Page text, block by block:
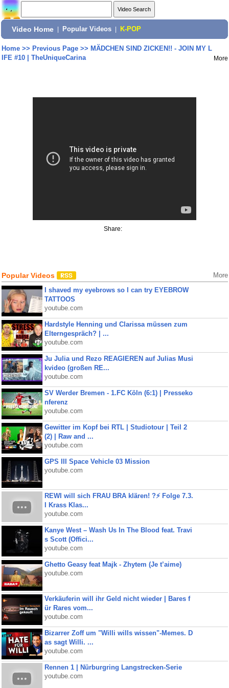
Video Home Popular Videos K-POP
Home>> Previous Page>> MÄDCHEN SIND ZICKEN!! - JOIN MY L
IFE #10 | TheUniqueCarina
More
Share:
Popular Videos More
I shaved my eyebrows so I can try EYEBROW
TATTOOS
youtube.com
Hardstyle Henning und Clarissa müssen zum
Elterngespräch? | ...
youtube.com
Ju Julia und Rezo REAGIEREN auf Julias Musi
kvideo (großen RE...
youtube.com
SV Werder Bremen - 1.FC Köln (6:1) | Presseko
nferenz
youtube.com
Gewitter im Kopf bei RTL | Studiotour | Teil 2
(2) | Raw and ...
youtube.com
GPS III Space Vehicle 03 Mission
youtube.com
REWI will sich FRAU BRA klären! ?⚡️ Folge 7.3.
I Krass Klas...
youtube.com
Kanye West – Wash Us In The Blood feat. Travi
s Scott (Offici...
youtube.com
Ghetto Geasy feat Majk - Zhytem (Je t’aime)
youtube.com
Verkäuferin will ihr Geld nicht wieder | Bares f
ür Rares vom...
youtube.com
Bizarrer Zoff um "Willi wills wissen"-Memes. D
as sagt Willi. ...
youtube.com
Rennen 1 | Nürburgring Langstrecken-Serie
youtube.com